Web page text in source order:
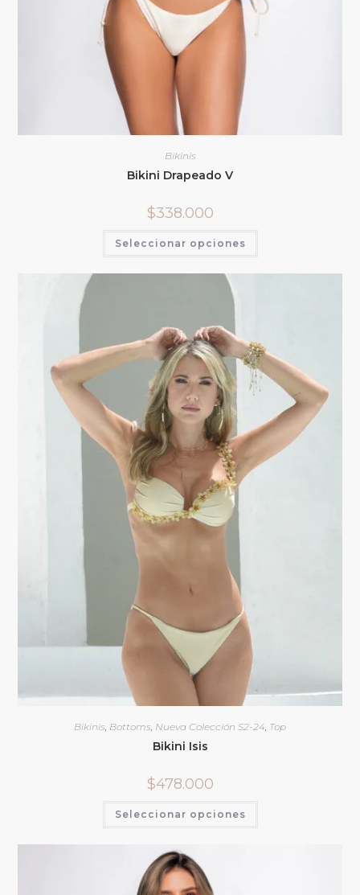
Bikinis
Bikini Drapeado V
$338.000
Seleccionar opciones
Bikinis Bottoms Nueva Colección S2-24 Top
Bikini Isis
$478.000
Seleccionar opciones